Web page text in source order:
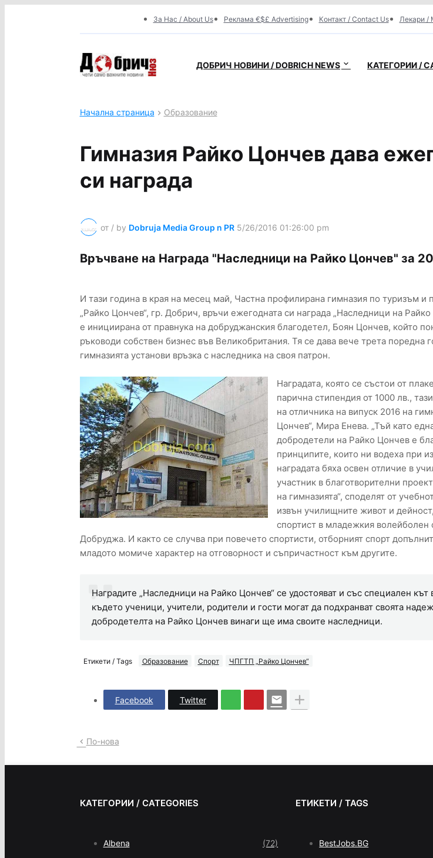
За Нас / About Us Реклама €$£ Advertising Контакт / Contact Us Лекари /
ДОБРИЧ НОВИНИ / DOBRICH NEWS КАТЕГОРИИ /
Начална страница Образование
Гимназия Райко Цончев дава
си награда
от / by Dobruja Media Group n PR 5/26/2016 01:26:00 pm
Връчване на Награда "Наследници на Райко Цончев" за
И тази година в края на месец май, Частна профилирана гимназия по туризъм и
„Райко Цончев“, гр. Добрич, връчи ежегодната си награда „Наследници на Райко
е инициирана от правнука на добруджанския благодетел, Боян Цончев, който
ръководи собствен бизнес във Великобритания. Тя се дава вече трета поредна
гимназията установи връзка с наследника на своя патрон.
Наградата, която се състои от
парична стипендия от 1000 лв.,
на отличника на випуск 2016 на
Цончев“, Мира Енева. „Тъй като
добродетели на Райко Цончев е
принципите, които ни водеха при
наградата бяха освен отличие в
участник в благотворителни
на гимназията“, споделят от
извън училищните живот и
спортист в младежкия волейболен
Добруджа. И както се случва при повечето спортисти, отборният спорт
младото момиче характер на отговорност и съпричастност към другите.
Наградите „Наследници на Райко Цончев“ се удостояват и със специален кът
където ученици, учители, родители и гости могат да подхранват своята
добродетелта на Райко Цончев винаги ще има своите наследници.
Етикети / Tags Образование Спорт ЧПГТП „Райко Цончев“
Facebook Twitter
По-нова
КАТЕГОРИИ / CATEGORIES
Albena (72)
ЕТИКЕТИ / TAGS
BestJobs.BG